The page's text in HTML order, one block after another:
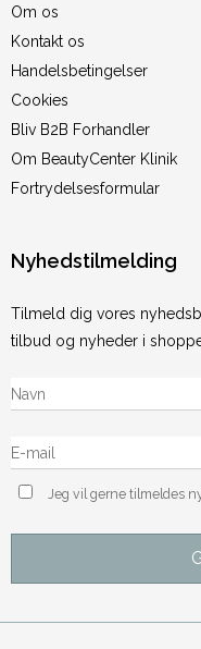
Om os
Kontakt os
Handelsbetingelser
Cookies
Bliv B2B Forhandler
Om BeautyCenter Klinik
Fortrydelsesformular
Nyhedstilmelding
Tilmeld dig vores
tilbud og nyheder i
Jeg vil gerne tilmeldes